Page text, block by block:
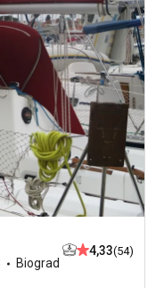
Biograd
4,33(54)